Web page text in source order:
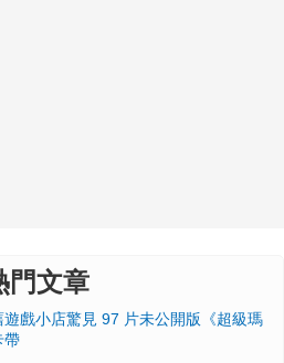
門文章
戲小店驚見 97 片未公開版《超級瑪
帶